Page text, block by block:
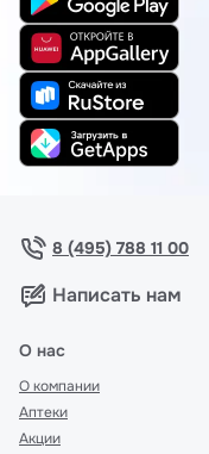
8 (495) 788 11 00
Написать нам
О нас
О компании
Аптеки
Акции